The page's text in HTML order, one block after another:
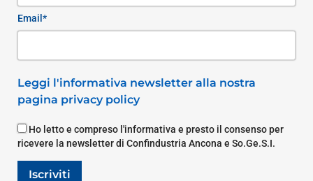
Email*
Leggi l'informativa newsletter alla nostra
pagina privacy policy
Ho letto e compreso l'informativa e presto il consenso per
ricevere la newsletter di Confindustria Ancona e So.Ge.S.I.
Iscriviti